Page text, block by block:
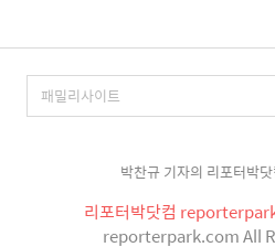
박찬규 기자의 리포터박
리포터박닷컴
reporterpark.com All